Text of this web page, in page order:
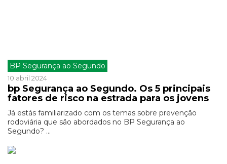
BP Segurança ao Segundo
10 abril 2024
bp Segurança ao Segundo. Os 5 principais
fatores de risco na estrada para os jovens
Já estás familiarizado com os temas sobre prevenção
rodoviária que são abordados no BP Segurança ao
Segundo? ...